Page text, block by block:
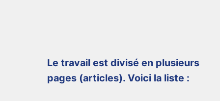
Le travail est divisé en plusieurs
pages (articles). Voici la liste :